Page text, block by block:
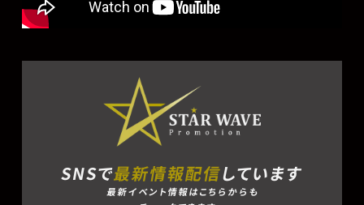
SNSで最新情報配信しています
最新イベント情報はこちらからも